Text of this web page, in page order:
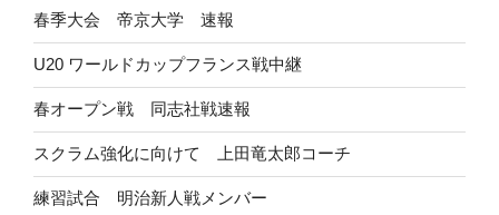
春季大会 帝京大学 速報
U20 ワールドカップフランス戦中継
春オープン戦 同志社戦速報
スクラム強化に向けて 上田竜太郎コーチ
練習試合 明治新人戦メンバー